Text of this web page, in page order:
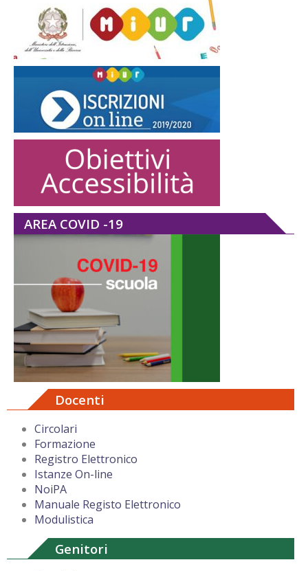
AREA COVID -19
Docenti
Circolari
Formazione
Registro Elettronico
Istanze On-line
NoiPA
Manuale Registo Elettronico
Modulistica
Genitori